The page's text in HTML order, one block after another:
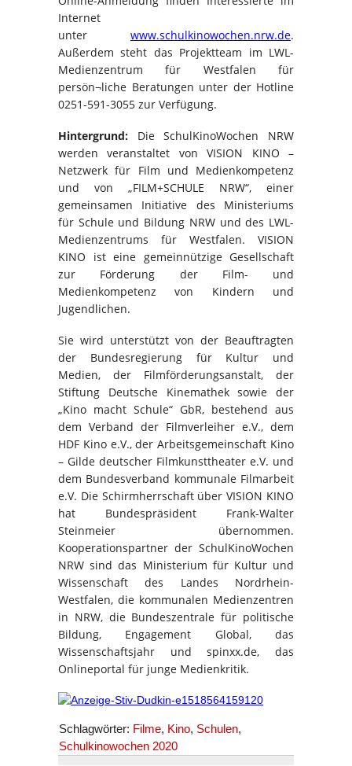
Internet
unter www.schulkinowochen.nrw.de.
Außerdem steht das Projektteam im LWL-
Medienzentrum für Westfalen für
persön¬liche Beratungen unter der Hotline
0251-591-3055 zur Verfügung.
Hintergrund: Die SchulKinoWochen NRW
werden veranstaltet von VISION KINO –
Netzwerk für Film und Medienkompetenz
und von „FILM+SCHULE NRW“, einer
gemeinsamen Initiative des Ministeriums
für Schule und Bildung NRW und des LWL-
Medienzentrums für Westfalen. VISION
KINO ist eine gemeinnützige Gesellschaft
zur Förderung der Film- und
Medienkompetenz von Kindern und
Jugendlichen.
Sie wird unterstützt von der Beauftragten
der Bundesregierung für Kultur und
Medien, der Filmförderungsanstalt, der
Stiftung Deutsche Kinemathek sowie der
„Kino macht Schule“ GbR, bestehend aus
dem Verband der Filmverleiher e.V., dem
HDF Kino e.V., der Arbeitsgemeinschaft Kino
– Gilde deutscher Filmkunsttheater e.V. und
dem Bundesverband kommunale Filmarbeit
e.V. Die Schirmherrschaft über VISION KINO
hat Bundespräsident Frank-Walter
Steinmeier übernommen.
Kooperationspartner der SchulKinoWochen
NRW sind das Ministerium für Kultur und
Wissenschaft des Landes Nordrhein-
Westfalen, die kommunalen Medienzentren
in NRW, die Bundeszentrale für politische
Bildung, Engagement Global, das
Wissenschaftsjahr und spinxx.de, das
Onlineportal für junge Medienkritik.
Schlagwörter: Filme, Kino, Schulen,
Schulkinowochen 2020